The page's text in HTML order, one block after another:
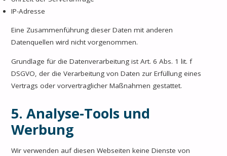
IP-Adresse
Eine Zusammenführung dieser Daten mit anderen
Datenquellen wird nicht vorgenommen.
Grundlage für die Datenverarbeitung ist Art. 6 Abs. 1 lit. f
DSGVO, der die Verarbeitung von Daten zur Erfüllung eines
Vertrags oder vorvertraglicher Maßnahmen gestattet.
5. Analyse-Tools und
Werbung
Wir verwenden auf diesen Webseiten keine Dienste von